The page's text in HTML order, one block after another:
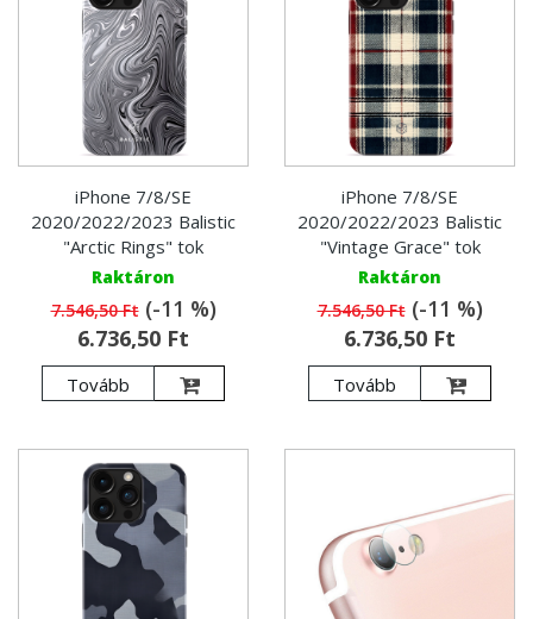
iPhone 7/8/SE
2020/2022/2023 Balistic
"Arctic Rings" tok
Raktáron
7.546,50 Ft(-11 %)
6.736,50 Ft
Tovább
iPhone 7/8/SE
2020/2022/2023 Balistic
"Vintage Grace" tok
Raktáron
7.546,50 Ft(-11 %)
6.736,50 Ft
Tovább